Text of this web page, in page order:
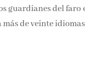
guardianes del faro
de veinte